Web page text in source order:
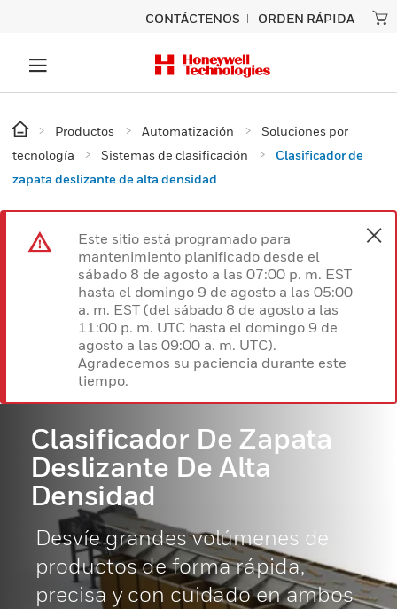
CONTÁCTENOS ORDEN RÁPIDA
Productos Automatización
Soluciones por
tecnología
Sistemas de clasificación
Clasificador de
zapata deslizante de alta densidad
Este sitio está programado para
mantenimiento planificado desde el
sábado 8 de agosto a las 07:00 p. m. EST
hasta el domingo 9 de agosto a las 05:00
a. m. EST (del sábado 8 de agosto a las
11:00 p. m. UTC hasta el domingo 9 de
agosto a las 09:00 a. m. UTC).
Agradecemos su paciencia durante este
tiempo.
Clasificador De Zapata
Deslizante De Alta
Densidad
Desvíe grandes volúmenes de
productos de forma rápida,
precisa y con cuidado en ambos